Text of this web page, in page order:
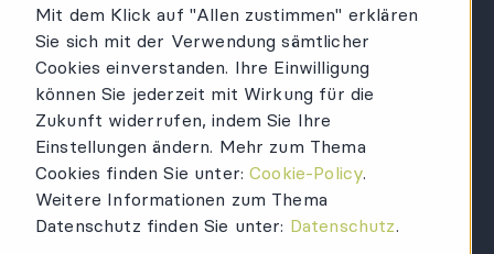
Mit dem Klick auf "Allen zustimmen" erklären
Sie sich mit der Verwendung sämtlicher
Cookies einverstanden. Ihre Einwilligung
können Sie jederzeit mit Wirkung für die
Zukunft widerrufen, indem Sie Ihre
Einstellungen ändern. Mehr zum Thema
Cookies finden Sie unter:Cookie-Policy.
Weitere Informationen zum Thema
Datenschutz finden Sie unter: Datenschutz.